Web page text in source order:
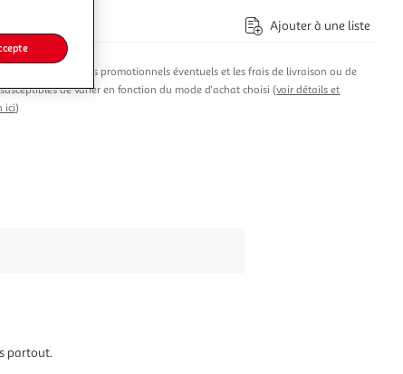
Ajouter à une liste
les avantages promotionnels éventuels et les frais de livraison ou de
de varier en fonction du mode d'achat choisi (voir détails et
ici)
partout.